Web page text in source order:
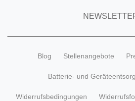
Blog Stellenangebote
Batterie- und
Widerrufsbedingungen